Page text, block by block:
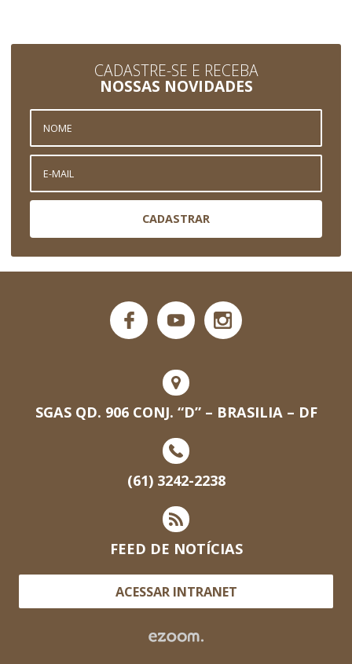
CADASTRE-SE E RECEBA
NOSSAS NOVIDADES
CADASTRAR
SGAS QD. 906 CONJ. “D” – BRASILIA – DF
(61) 3242-2238
FEED DE NOTÍCIAS
ACESSAR INTRANET